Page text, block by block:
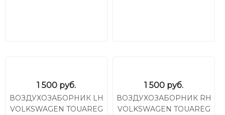
1 500 руб.
ВОЗДУХОЗАБОРНИК LH
VOLKSWAGEN TOUAREG
1 500 руб.
ВОЗДУХОЗАБОРНИК RH
VOLKSWAGEN TOUAREG